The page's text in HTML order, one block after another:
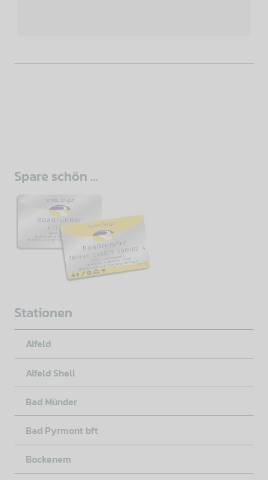
Spare schön …
Stationen
Alfeld
Alfeld Shell
Bad Münder
Bad Pyrmont bft
Bockenem